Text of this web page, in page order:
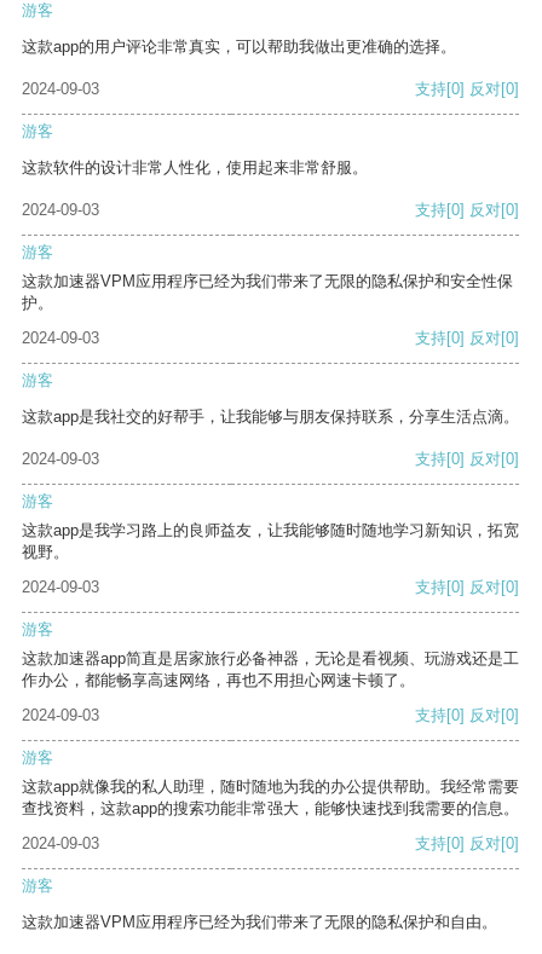
游客
这款app的用户评论非常真实，可以帮助我做出更准确的选择。
2024-09-03 支持[0] 反对[0]
游客
这款软件的设计非常人性化，使用起来非常舒服。
2024-09-03 支持[0] 反对[0]
游客
这款加速器VPM应用程序已经为我们带来了无限的隐私保护和安全性保
护。
2024-09-03
支持[0] 反对[0]
游客
这款app是我社交的好帮手，让我能够与朋友保持联系，分享生活点滴。
2024-09-03 支持[0] 反对[0]
游客
这款app是我学习路上的良师益友，让我能够随时随地学习新知识，拓宽
视野。
2024-09-03
支持[0] 反对[0]
游客
这款加速器app简直是居家旅行必备神器，无论是看视频、玩游戏还是工
作办公，都能畅享高速网络，再也不用担心网速卡顿了。
2024-09-03
支持[0] 反对[0]
游客
这款app就像我的私人助理，随时随地为我的办公提供帮助。我经常需要
查找资料，这款app的搜索功能非常强大，能够快速找到我需要的信息。
2024-09-03
支持[0] 反对[0]
游客
这款加速器VPM应用程序已经为我们带来了无限的隐私保护和自由。